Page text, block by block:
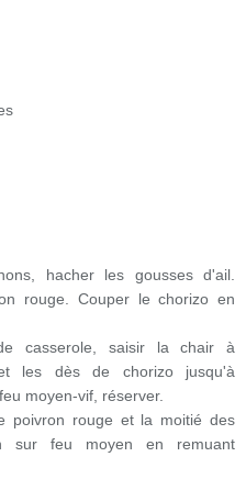
hacher les gousses d'ail.
rouge. Couper le chorizo en
casserole, saisir la chair à
les dès de chorizo jusqu'à
moyen-vif, réserver.
poivron rouge et la moitié des
sur feu moyen en remuant